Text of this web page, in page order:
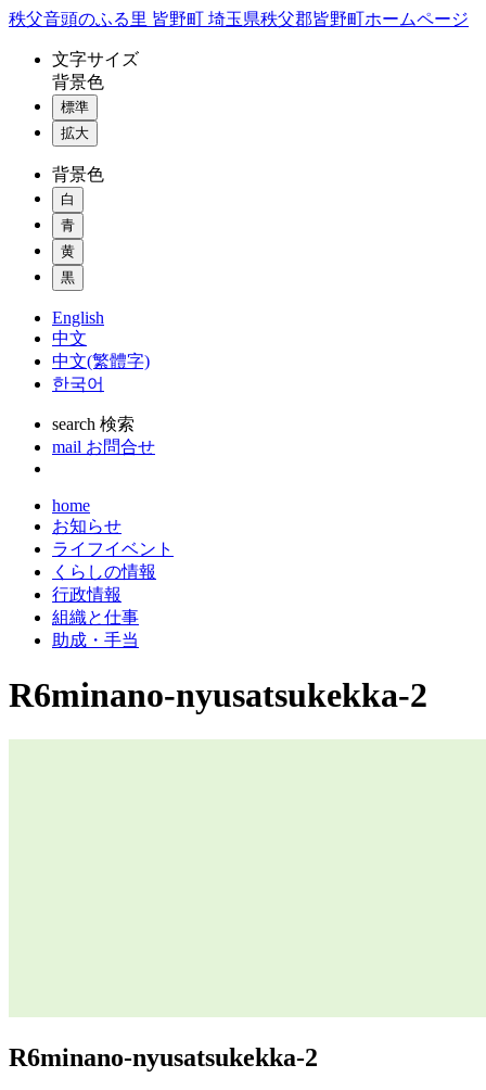
コ
秩父音頭のふる里 皆野町 埼玉県秩父郡皆野町ホームページ
文字サイズ
背景色
標準
拡大
背景色
白
青
黄
黒
English
中文
中文(繁體字)
한국어
search 検索
mail お問合せ
home
お知らせ
ライフイベント
くらしの情報
行政情報
組織と仕事
助成・手当
R6minano-nyusatsukekka-2
R6minano-nyusatsukekka-2